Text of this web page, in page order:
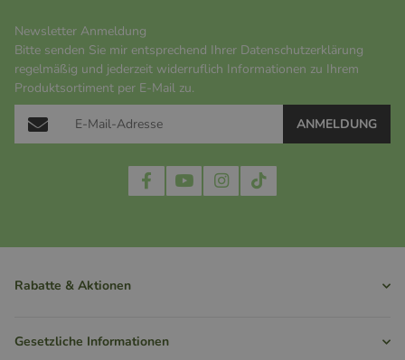
Newsletter Anmeldung
Bitte senden Sie mir entsprechend Ihrer Datenschutzerklärung
regelmäßig und jederzeit widerruflich Informationen zu Ihrem
Produktsortiment per E-Mail zu.
ANMELDUNG
Rabatte & Aktionen
Gesetzliche Informationen